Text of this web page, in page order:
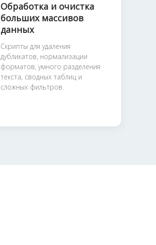
Обработка и очистка
больших массивов
данных
Скрипты для удаления
дубликатов, нормализации
форматов, умного разделения
текста, сводных таблиц и
сложных фильтров.